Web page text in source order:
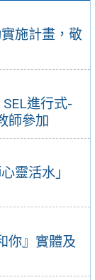
施計畫，敬
進行式-
師參加
靈活水」
你』實體及